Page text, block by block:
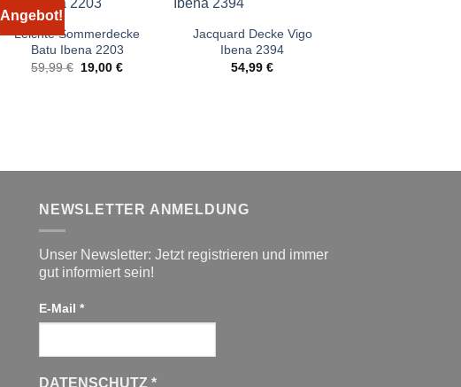
Angebot!
Leichte Sommerdecke
Batu Ibena 2203
59,99€ Ursprünglicher
19,00€Aktueller
Jacquard Decke Vigo
Ibena 2394
54,99€
NEWSLETTER ANMELDUNG
Unser Newsletter: Jetzt registrieren und immer
gut informiert sein!
E-Mail *
DATENSCHUTZ *